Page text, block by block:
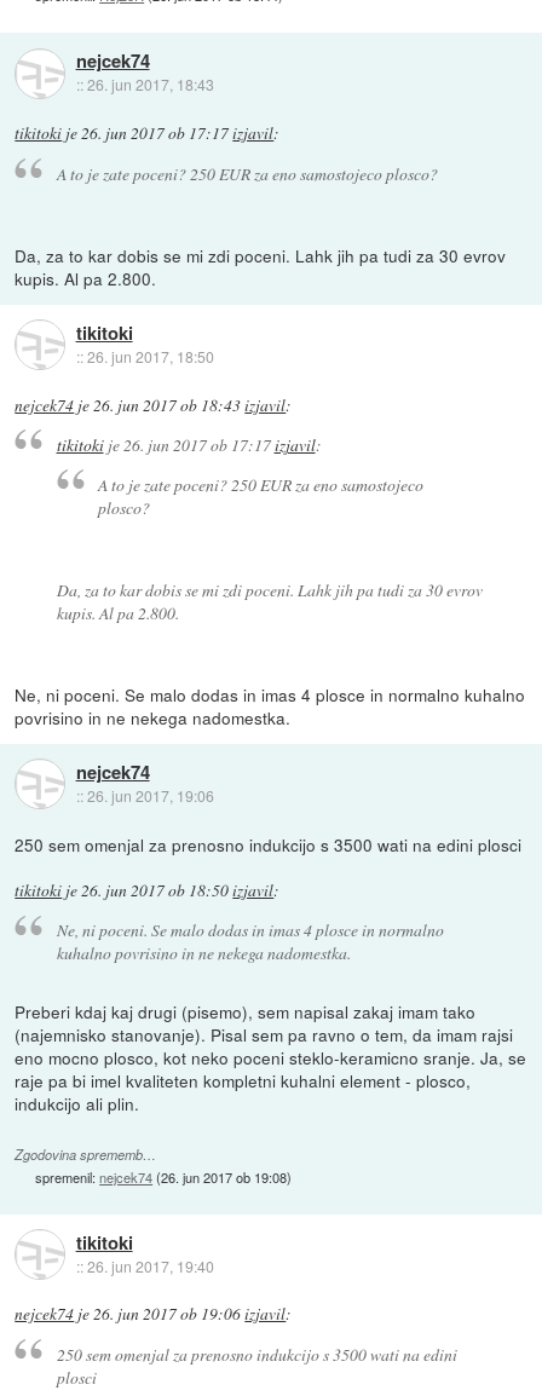
nejcek74
::26. jun 2017, 18:43
tikitoki je26. jun 2017 ob 17:17izjavil:
A to je zate poceni? 250 EUR za eno samostojeco plosco?
Da, za to kar dobis se mi zdi poceni. Lahk jih pa tudi za 30 evrov
kupis. Al pa 2.800.
tikitoki
::26. jun 2017, 18:50
nejcek74 je 26. jun 2017 ob 18:43izjavil:
tikitokije26. jun 2017 ob 17:17izjavil:
A to je zate poceni? 250 EUR za eno samostojeco
plosco?
Da, za to kar dobis se mi zdi poceni. Lahk jih pa tudi za 30 evrov
kupis. Al pa 2.800.
Ne, ni poceni. Se malo dodas in imas 4 plosce in normalno kuhalno
povrisino in ne nekega nadomestka.
nejcek74
::26. jun 2017, 19:06
250 sem omenjal za prenosno indukcijo s 3500 wati na edini plosci
tikitoki je26. jun 2017 ob 18:50izjavil:
Ne, ni poceni. Se malo dodas in imas 4 plosce in normalno
kuhalno povrisino in ne nekega nadomestka.
Preberi kdaj kaj drugi (pisemo), sem napisal zakaj imam tako
(najemnisko stanovanje). Pisal sem pa ravno o tem, da imam rajsi
eno mocno plosco, kot neko poceni steklo-keramicno sranje. Ja, se
raje pa bi imel kvaliteten kompletni kuhalni element - plosco,
indukcijo ali plin.
Zgodovina sprememb…
spremenil:nejcek74(26. jun 2017 ob 19:08)
tikitoki
::26. jun 2017, 19:40
nejcek74 je26. jun 2017 ob 19:06izjavil:
250 sem omenjal za prenosno indukcijo s 3500 wati na edini
plosci